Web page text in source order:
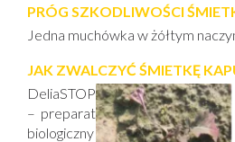
PRÓG SZKODLIWOŚCI
Jedna muchówka w żółtym
JAK ZWALCZYĆ ŚMIETKĘ
DeliaSTOP
– preparat
biologiczny